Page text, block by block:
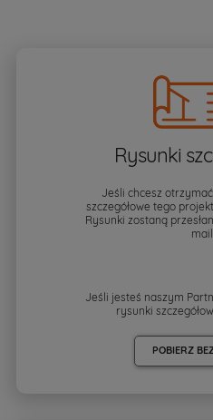
Rysunki
Jeśli chcesz
szczegółowe tego
Rysunki zostaną
Jeśli jesteś naszym
rysunki
POBIERZ